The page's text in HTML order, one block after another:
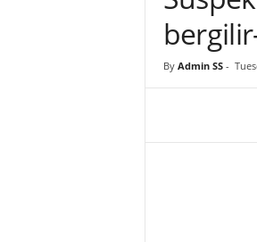
r
By Admin SS-